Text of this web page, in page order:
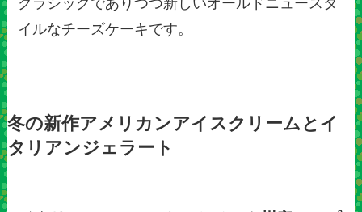
イルなチーズケーキです。
冬の新作アメリカンアイスクリームとイ
タリアンジェラート